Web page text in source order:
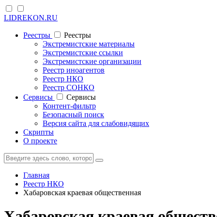
LIDREKON.RU
Реестры
Реестры
Экстремистские материалы
Экстремистские ссылки
Экстремистские организации
Реестр иноагентов
Реестр НКО
Реестр СОНКО
Cервисы
Cервисы
Контент-фильтр
Безопасный поиск
Версия сайта для слабовидящих
Скрипты
О проекте
Главная
Реестр НКО
Хабаровская краевая общественная